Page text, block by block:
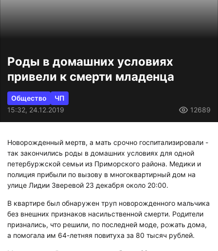
Роды в домашних условиях
привели к смерти младенца
Общество
ЧП
15:32, 24.12.2019
12689
Новорожденный мертв, а мать срочно госпитализировали -
так закончились роды в домашних условиях для одной
петербуржской семьи из Приморского района. Медики и
полиция прибыли по вызову в многоквартирный дом на
улице Лидии Зверевой 23 декабря около 20:00.
В квартире был обнаружен труп новорожденного мальчика
без внешних признаков насильственной смерти. Родители
признались, что решили, по последней моде, рожать дома,
а помогала им 64-летняя повитуха за 80 тысяч рублей.